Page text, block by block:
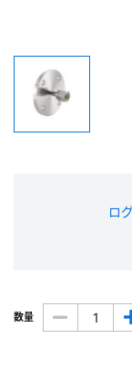
ロ
数量
があります。また当
※パスワードをお忘